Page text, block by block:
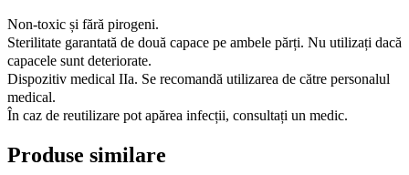
Non-toxic și fără pirogeni.
Sterilitate garantată de două capace pe ambele părți. Nu utilizați dacă
capacele sunt deteriorate.
Dispozitiv medical IIa. Se recomandă utilizarea de către personalul
medical.
În caz de reutilizare pot apărea infecții, consultați un medic.
Produse similare